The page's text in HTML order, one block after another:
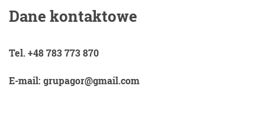
Dane kontaktowe
Tel. +48 783 773 870
E-mail: grupagor@gmail.com